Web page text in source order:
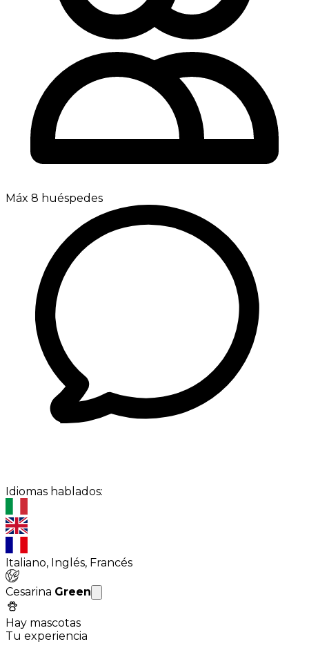
Máx 8 huéspedes
Idiomas hablados:
Italiano, Inglés, Francés
Cesarina Green
Hay mascotas
Tu experiencia